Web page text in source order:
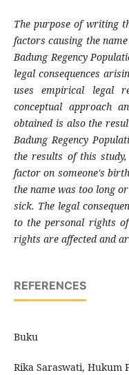
The purpose of writing
factors causing the
Badung Regency
legal consequences
uses empirical legal
conceptual approach
obtained is also the
Badung Regency
the results of this
factor on someone's
the name was too long
sick. The legal
to the personal rights
rights are affected and
REFERENCES
Buku
Rika Saraswati, Hukum